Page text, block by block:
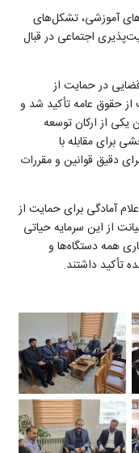
آموزشی، تشکل‌های
اجتماعی در قبال
در حمایت از
حقوق عامه تأکید شد و
یکی از ارکان توسعه
برای مقابله با
دقیق قوانین و مقررات
آمادگی برای حمایت از
از این سرمایه حیاتی
همه دستگاه‌ها و
تأکید داشتند.